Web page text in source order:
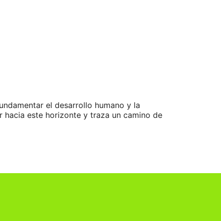
el desarrollo humano y la
hacia este horizonte y traza un camino de